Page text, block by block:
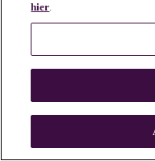
n
hier.